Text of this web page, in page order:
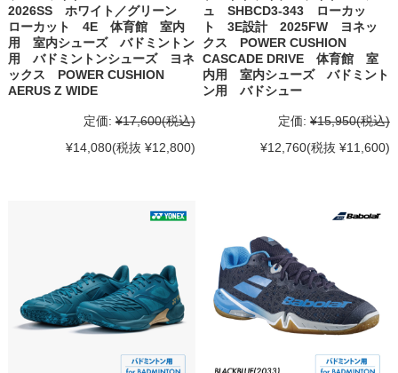
2026SS ホワイト／グリーン
ローカット 4E 体育館 室内
用 室内シューズ バドミントン
用 バドミントンシューズ ヨネ
ックス POWER CUSHION
AERUS Z WIDE
定価: ¥17,600(税込)
¥14,080(税抜 ¥12,800)
ュ SHBCD3-343 ローカッ
ト 3E設計 2025FW ヨネッ
クス POWER CUSHION
CASCADE DRIVE 体育館 室
内用 室内シューズ バドミント
ン用 バドシュー
定価: ¥15,950(税込)
¥12,760(税抜 ¥11,600)